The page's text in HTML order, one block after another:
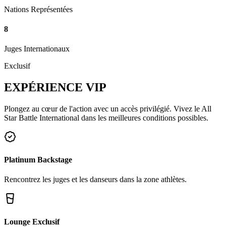
Nations Représentées
8
Juges Internationaux
Exclusif
EXPÉRIENCE VIP
Plongez au cœur de l'action avec un accès privilégié. Vivez le All
Star Battle International dans les meilleures conditions possibles.
Platinum Backstage
Rencontrez les juges et les danseurs dans la zone athlètes.
Lounge Exclusif